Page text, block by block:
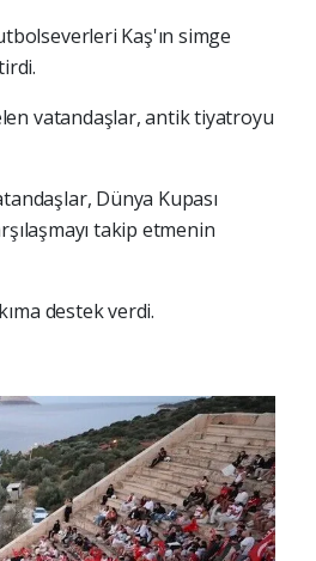
Kaş'ın simge
vatandaşlar, antik tiyatroyu
Dünya Kupası
takip etmenin
destek verdi.